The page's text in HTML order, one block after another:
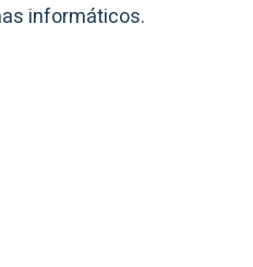
informáticos.